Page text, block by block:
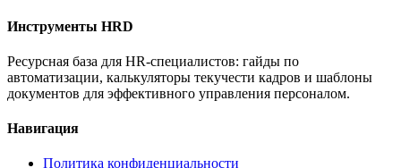
Инструменты HRD
Ресурсная база для HR-специалистов: гайды по
автоматизации, калькуляторы текучести кадров и шаблоны
документов для эффективного управления персоналом.
Навигация
Политика конфиденциальности